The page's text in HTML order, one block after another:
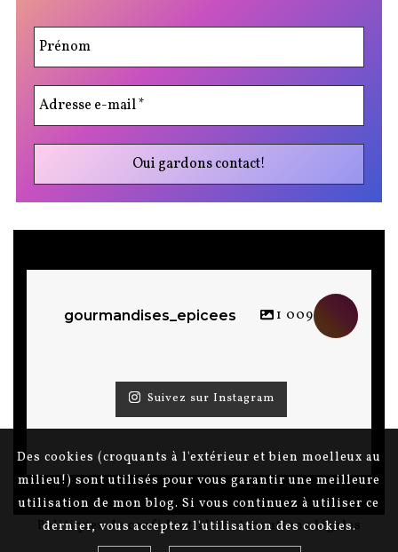
gourmandises_epicees 1 009
Suivez sur Instagram
Politiques de confidentialité et mentions légales
Des cookies (croquants à l'extérieur et bien moelleux au
milieu!) sont utilisés pour vous garantir une meilleure
utilisation de mon blog. Si vous continuez à utiliser ce
dernier, vous acceptez l'utilisation des cookies.